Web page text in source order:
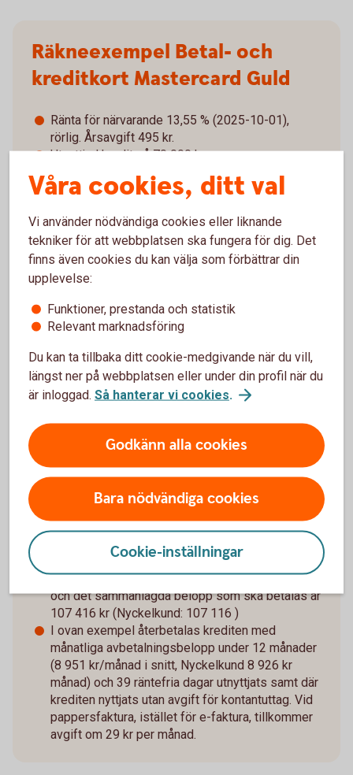
Räkneexempel Betal- och
kreditkort Mastercard Guld
Ränta för närvarande 13,55 % (2025-10-01),
rörlig. Årsavgift 495 kr.
Utnyttjad kredit på 70 000 kr:
effektiva närvarande 12,93 % (Nyckelkund: 12,32
%) och det sammanlagda belopp som ska
I ovan exempel återbetalas krediten med
månatliga avbetalningsbelopp under 12 månader
(6 221 kr/månad i snitt, Nyckelkund 6 204 kr
månad) och 39 räntefria dagar utnyttjats samt där
pappersfaktura, istället för e-faktura, tillkommer
avgift om 29 kr per månad.
Räkneexempel Betal- och
kreditkort Mastercard
Platinum
Ränta för närvarande 13,05 % (2025-10-01),
rörlig. Årsavgift 1 700 kr.
Utnyttjad kredit på 100 000 kr: effektiva räntan är
för närvarande 14,62 % (Nyckelkund: 13,97 %)
och det sammanlagda belopp som ska betalas är
107 416 kr (Nyckelkund: 107 116 )
I ovan exempel återbetalas krediten med
månatliga avbetalningsbelopp under 12 månader
(8 951 kr/månad i snitt, Nyckelkund 8 926 kr
månad) och 39 räntefria dagar utnyttjats samt där
krediten nyttjats utan avgift för kontantuttag. Vid
pappersfaktura, istället för e-faktura, tillkommer
avgift om 29 kr per månad.
Våra cookies, ditt val
Vi använder nödvändiga cookies eller liknande
tekniker för att webbplatsen ska fungera för dig. Det
finns även cookies du kan välja som förbättrar din
upplevelse:
Funktioner, prestanda och statistik
Relevant marknadsföring
Du kan ta tillbaka ditt cookie-medgivande när du vill,
längst ner på webbplatsen eller under din profil när du
är inloggad. Så hanterar vi cookies.
Godkänn alla cookies
Bara nödvändiga cookies
Cookie-inställningar